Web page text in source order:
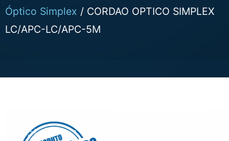
Óptico Simplex / CORDAO OPTICO SIMPLEX
LC/APC-LC/APC-5M